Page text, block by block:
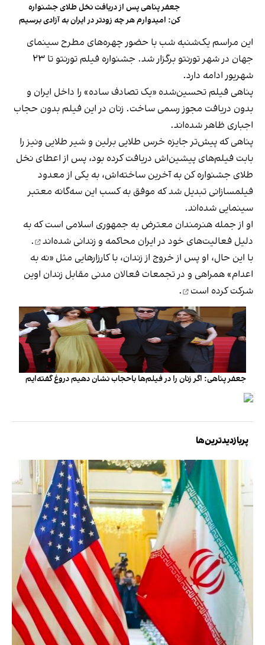
جعفر پناهی پس از دریافت نخل طلای جشنواره
کن: امیدوارم هر چه زودتر در ایران به آزادی برسیم
این مراسم یک‌شنبه شب با حضور چهره‌های مطرح سینمای
جهان در شهر تورنتو برگزار شد. جشنواره فیلم تورنتو تا ۲۳
شهریور ادامه دارد.
پناهی فیلم تحسین‌شده «یک تصادف ساده» را داخل ایران و
بدون دریافت مجوز رسمی ساخت. زنان در این فیلم بدون حجاب
اجباری ظاهر شده‌اند.
پناهی که پیش‌تر جایزه خرس طلایی برلین و شیر طلایی ونیز را
بابت فیلم‌های پیشین‌اش دریافت کرده بود، پس از اعطای نخل
طلای جشنواره کن به آخرین ساخته‌اش، به یکی از معدود
فیلمسازانی تبدیل شد که موفق به کسب این سه‌گانه معتبر
سینمایی شده‌اند.
او از جمله هنرمندان معترض به جمهوری اسلامی است که به
دلیل فعالیت‌های خود در ایران محاکمه و زندانی شده‌اند
.
با این حال، او پس از خروج از زندان، با کارزارهایی مثل «نه به
اعدام» همراهی و در تجمعات فعالان مدنی مقابل زندان اوین
شرکت کرده است
.
جعفر پناهی: اگر زنان را در فیلم‌ها باحجاب نشان دهیم دروغ گفته‌ایم
پربازدیدترین‌ها